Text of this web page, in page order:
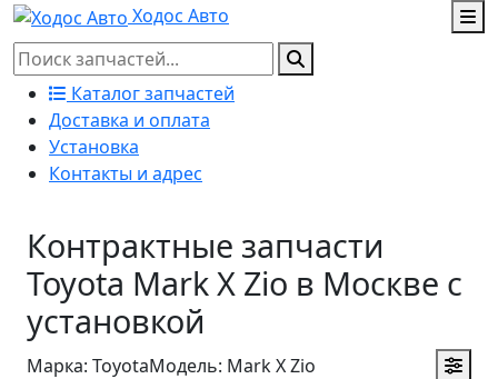
Ходос Авто
Каталог запчастей
Доставка и оплата
Установка
Контакты и адрес
Контрактные запчасти
Toyota Mark X Zio в Москве с
установкой
Марка: ToyotaМодель: Mark X Zio